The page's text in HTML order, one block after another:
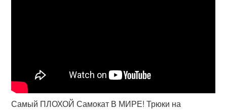
Самый ПЛОХОЙ Самокат В МИРЕ! Трюки на